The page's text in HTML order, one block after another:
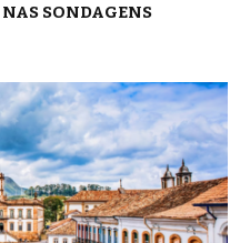
SONDAGENS